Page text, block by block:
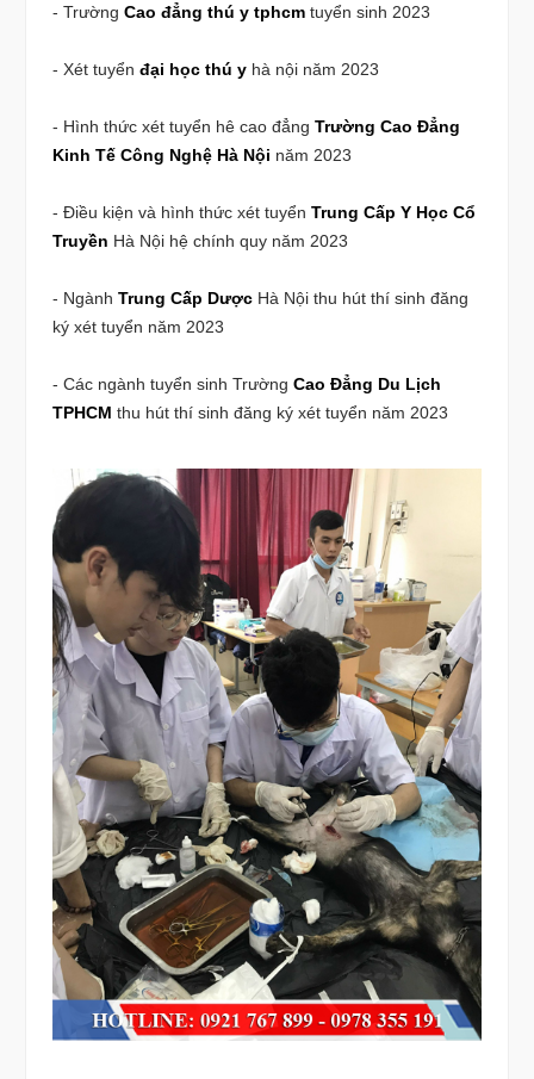
- Trường Cao đẳng thú y tphcm tuyển sinh 2023
- Xét tuyển đại học thú y hà nội năm 2023
- Hình thức xét tuyển hê cao đẳng Trường Cao Đẳng
Kinh Tế Công Nghệ Hà Nội năm 2023
- Điều kiện và hình thức xét tuyển Trung Cấp Y Học Cổ
Truyền Hà Nội hệ chính quy năm 2023
- Ngành Trung Cấp Dược Hà Nội thu hút thí sinh đăng
ký xét tuyển năm 2023
- Các ngành tuyển sinh Trường Cao Đẳng Du Lịch
TPHCM thu hút thí sinh đăng ký xét tuyển năm 2023